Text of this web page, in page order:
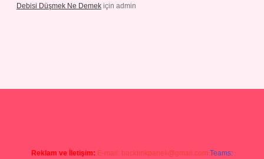
Debisi Düşmek Ne Demek için admin
Reklam ve İletişim: E-mail: backlinkpaneli@gmail.com Teams: